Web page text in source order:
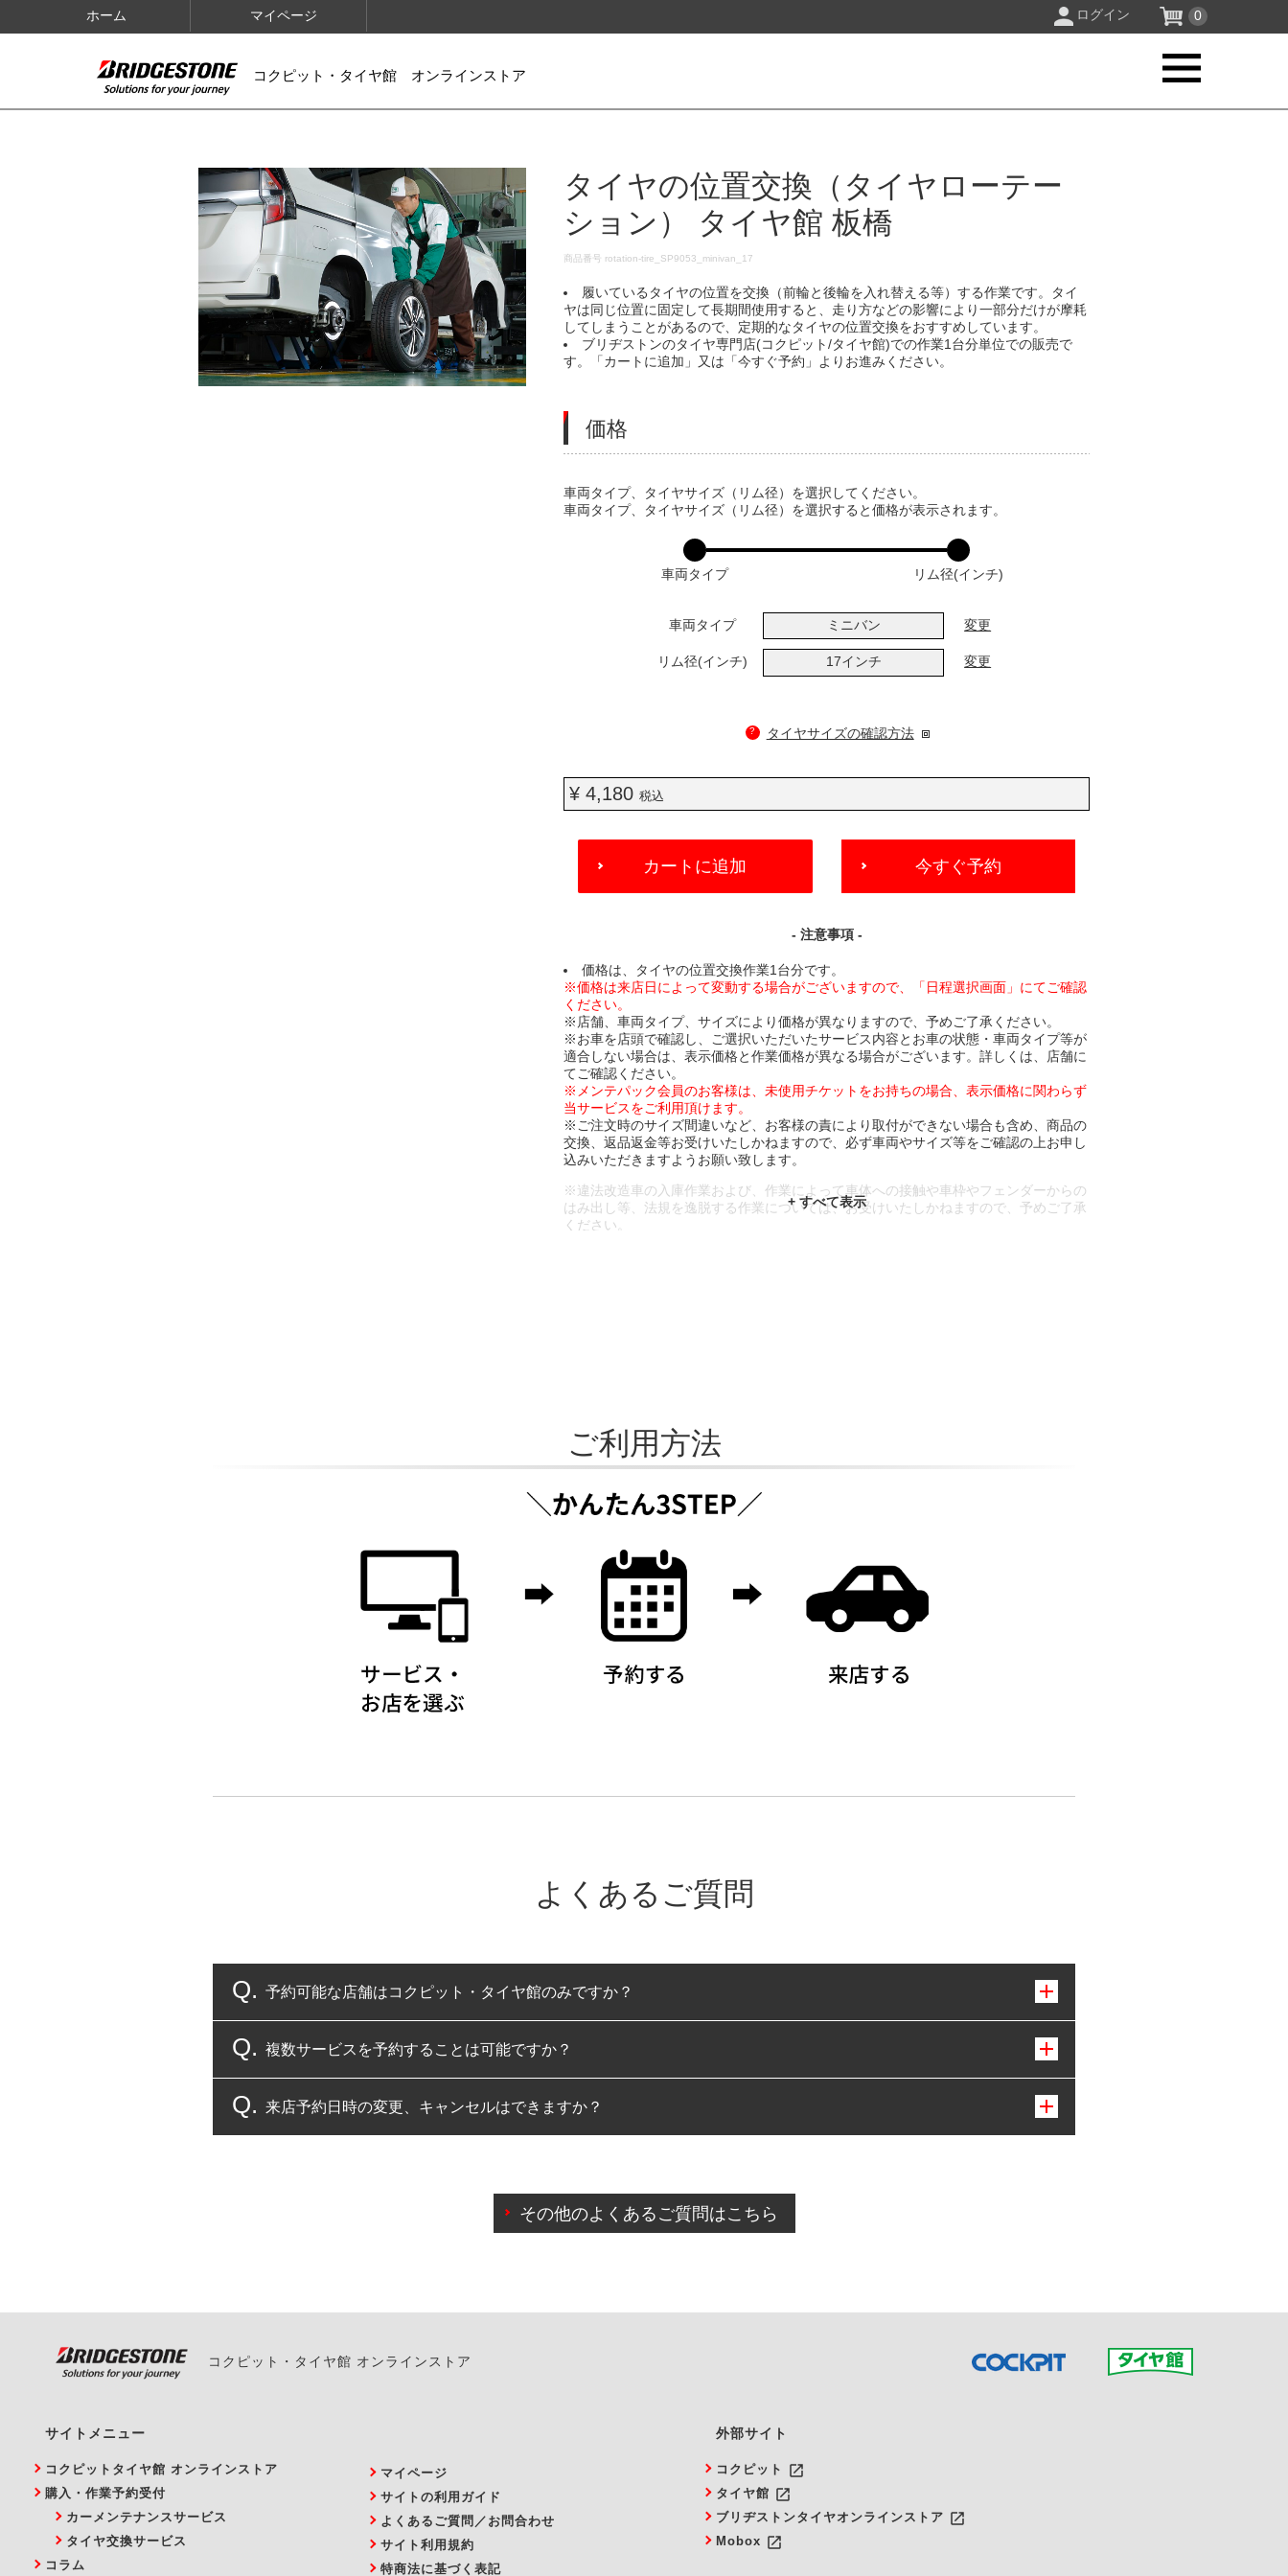
ホーム マイページ ログイン 0
コクピット・タイヤ館 オンラインストア
IMAGES
タイヤの位置交換（タイヤローテー
ション） タイヤ館 板橋
DETAILS
商品番号 rotation-tire_SP9053_minivan_17
履いているタイヤの位置を交換（前輪と後輪を入れ替える等）する作業です。タイ
ヤは同じ位置に固定して長期間使用すると、走り方などの影響により一部分だけが摩耗
してしまうことがあるので、定期的なタイヤの位置交換をおすすめしています。
ブリヂストンのタイヤ専門店(コクピット/タイヤ館)での作業1台分単位での販売で
す。「カートに追加」又は「今すぐ予約」よりお進みください。
価格
VARIATIONS
車両タイプ、タイヤサイズ（リム径）を選択してください。
車両タイプ、タイヤサイズ（リム径）を選択すると価格が表示されます。
車両タイプ リム径(インチ)
車両タイプ ミニバン 変更
リム径(インチ) 17インチ 変更
? タイヤサイズの確認方法
¥ 4,180税込
ADD
CART
カートに追加 今すぐ予約
- 注意事項 -
価格は、タイヤの位置交換作業1台分です。
※価格は来店日によって変動する場合がございますので、「日程選択画面」にてご確認
ください。
※店舗、車両タイプ、サイズにより価格が異なりますので、予めご了承ください。
※お車を店頭で確認し、ご選択いただいたサービス内容とお車の状態・車両タイプ等が
適合しない場合は、表示価格と作業価格が異なる場合がございます。詳しくは、店舗に
てご確認ください。
※メンテパック会員のお客様は、未使用チケットをお持ちの場合、表示価格に関わらず
当サービスをご利用頂けます。
※ご注文時のサイズ間違いなど、お客様の責により取付ができない場合も含め、商品の
交換、返品返金等お受けいたしかねますので、必ず車両やサイズ等をご確認の上お申し
込みいただきますようお願い致します。
※違法改造車の入庫作業および、作業によって車体への接触や車枠やフェンダーからの
はみ出し等、法規を逸脱する作業については、お受けいたしかねますので、予めご了承
ください。
ご利用方法
よくあるご質問
予約可能な店舗はコクピット・タイヤ館のみですか？
コクピット・タイヤ館のみとなります。
複数サービスを予約することは可能ですか？
複数サービスのご予約は可能です。
来店予約日時の変更、キャンセルはできますか？
また、やむを得ない事由によりご予約のキャンセルをご希望の際は、直接ご予約いただいた店舗へご連絡くださ
その他のよくあるご質問はこちら
コクピット・タイヤ館 オンラインストア
サイトメニュー
コクピットタイヤ館 オンラインストア
購入・作業予約受付
カーメンテナンスサービス
タイヤ交換サービス
コラム
マイページ
サイトの利用ガイド
よくあるご質問／お問合わせ
サイト利用規約
特商法に基づく表記
外部サイト
コクピット launch
タイヤ館 launch
ブリヂストンタイヤオンラインストア launch
Mobox launch